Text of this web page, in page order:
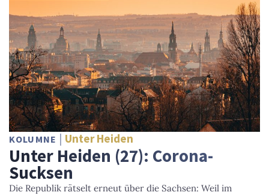
KOLUMNE Unter Heiden
Unter Heiden (27): Corona-
Sucksen
Die Republik rätselt erneut über die Sachsen: Weil im